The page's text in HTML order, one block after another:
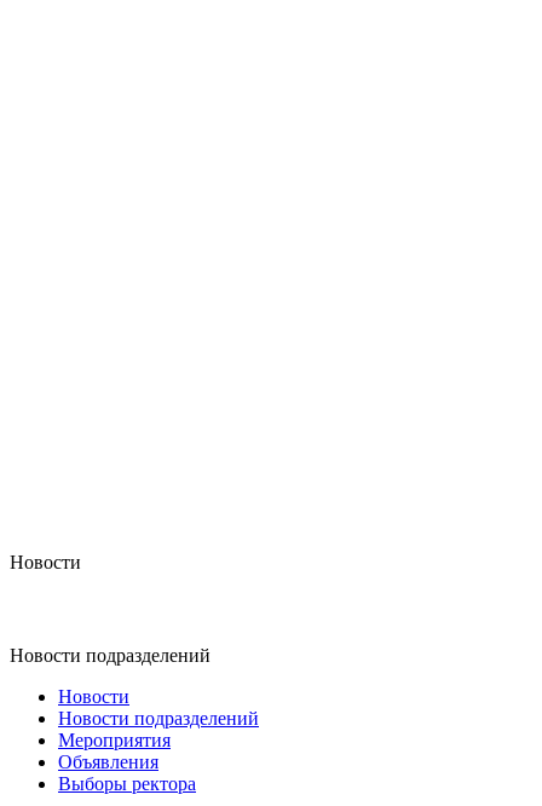
Новости
Новости подразделений
Новости
Новости подразделений
Мероприятия
Объявления
Выборы ректора